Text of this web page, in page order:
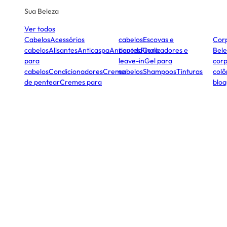
Sua Beleza
Ver todos
CabelosAcessórios
cabelosAlisantesAnticaspaAntiquedaCera
para
cabelosCondicionadoresCreme
de pentearCremes para
cabelosEscovas e
pentesFinalizadores e
leave-inGel para
cabelosShampoosTinturas